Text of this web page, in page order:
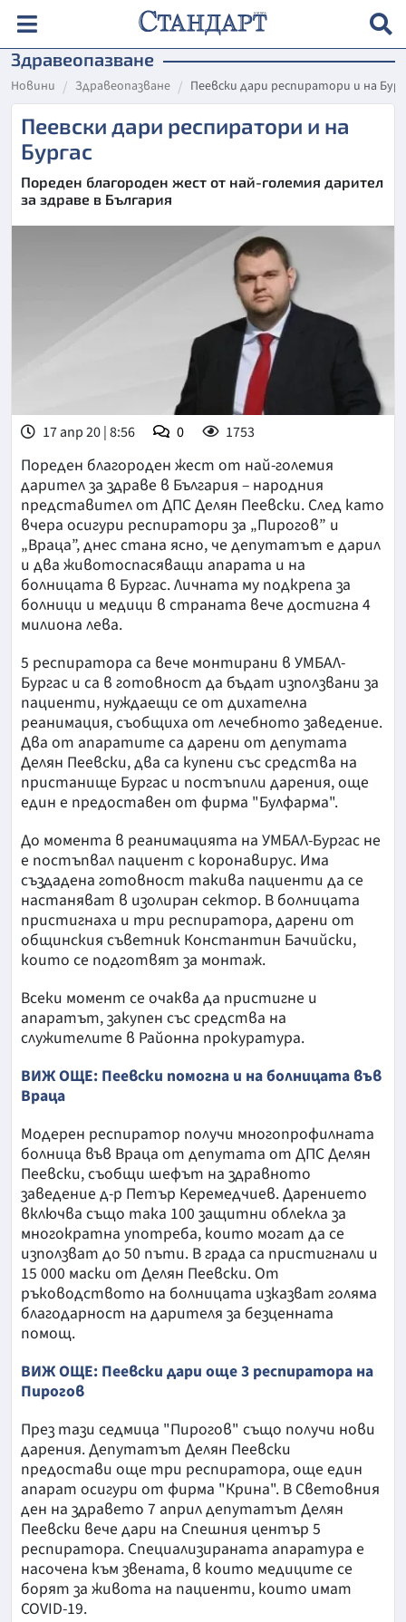
Здравеопазване
Новини Здравеопазване Пеевски дари респиратори и на
Пеевски дари респиратори и на
Бургас
Пореден благороден жест от най-големия дарител
за здраве в България
17 апр 20 | 8:56 0 1753
Пореден благороден жест от най-големия
дарител за здраве в България – народния
представител от ДПС Делян Пеевски. След като
вчера осигури респиратори за „Пирогов” и
„Враца”, днес стана ясно, че депутатът е дарил
и два животоспасяващи апарата и на
болницата в Бургас. Личната му подкрепа за
болници и медици в страната вече достигна 4
милиона лева.
5 респиратора са вече монтирани в УМБАЛ-
Бургас и са в готовност да бъдат използвани за
пациенти, нуждаещи се от дихателна
реанимация, съобщиха от лечебното заведение.
Два от апаратите са дарени от депутата
Делян Пеевски, два са купени със средства на
пристанище Бургас и постъпили дарения, още
един е предоставен от фирма "Булфарма".
До момента в реанимацията на УМБАЛ-Бургас не
е постъпвал пациент с коронавирус. Има
създадена готовност такива пациенти да се
настаняват в изолиран сектор. В болницата
пристигнаха и три респиратора, дарени от
общинския съветник Константин Бачийски,
които се подготвят за монтаж.
Всеки момент се очаква да пристигне и
апаратът, закупен със средства на
служителите в Районна прокуратура.
ВИЖ ОЩЕ: Пеевски помогна и на болницата във
Враца
Модерен респиратор получи многопрофилната
болница във Враца от депутата от ДПС Делян
Пеевски, съобщи шефът на здравното
заведение д-р Петър Керемедчиев. Дарението
включва също така 100 защитни облекла за
многократна употреба, които могат да се
използват до 50 пъти. В града са пристигнали и
15 000 маски от Делян Пеевски. От
ръководството на болницата изказват голяма
благодарност на дарителя за безценната
помощ.
ВИЖ ОЩЕ: Пеевски дари още 3 респиратора на
Пирогов
През тази седмица "Пирогов" също получи нови
дарения. Депутатът Делян Пеевски
предостави още три респиратора, още един
апарат осигури от фирма "Крина". В Световния
ден на здравето 7 април депутатът Делян
Пеевски вече дари на Спешния център 5
респиратора. Специализираната апаратура е
насочена към звената, в които медиците се
борят за живота на пациенти, които имат
COVID-19.